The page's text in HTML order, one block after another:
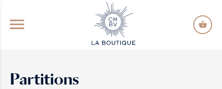
GO TO PRINCIPAL CONTENT
Partitions